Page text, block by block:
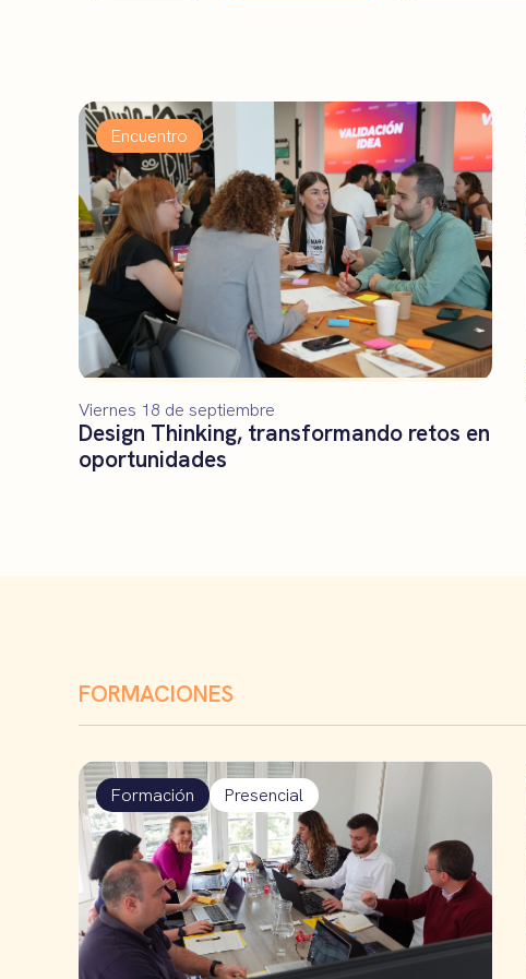
Encuentro
Design Thinking, transformando retos en
oportunidades
Viernes 18 de septiembre
FORMACIONES
Formación Presencial